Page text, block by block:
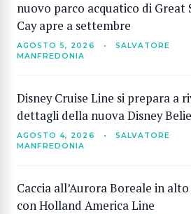
nuovo parco acquatico di Great
Cay apre a settembre
AGOSTO 5, 2026 •
SALVATORE
MANFREDONIA
Disney Cruise Line si prepara a
dettagli della nuova Disney
AGOSTO 4, 2026 •
SALVATORE
MANFREDONIA
Caccia all’Aurora Boreale in
con Holland America Line